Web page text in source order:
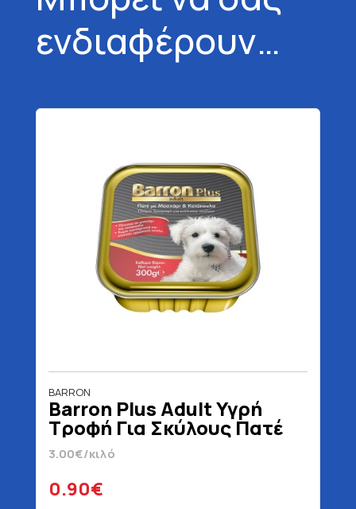
ενδιαφέρουν…
BARRON
Barron Plus Adult Υγρή
Τροφή Για Σκύλους Πατέ
Με Μοσχάρι & Κοτόπουλο
300 gr
3.00€/κιλό
0.90€